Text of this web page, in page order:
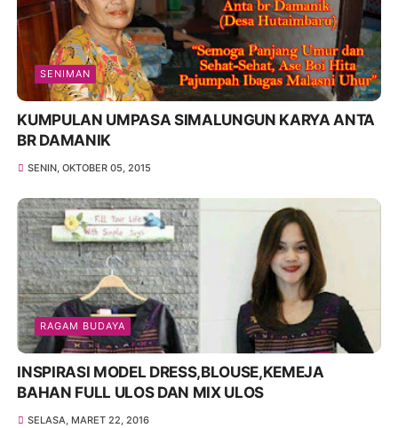
SENIMAN
KUMPULAN UMPASA SIMALUNGUN KARYA ANTA
BR DAMANIK
SENIN, OKTOBER 05, 2015
RAGAM BUDAYA
INSPIRASI MODEL DRESS,BLOUSE,KEMEJA
BAHAN FULL ULOS DAN MIX ULOS
SELASA, MARET 22, 2016